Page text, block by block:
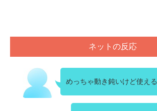
ネットの反応
めっちゃ動き鈍いけど使える